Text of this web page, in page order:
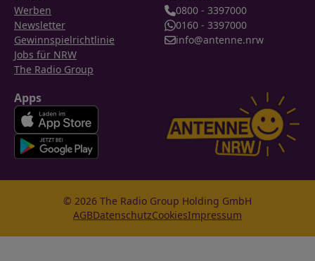
Werben
Newsletter
Gewinnspielrichtlinie
Jobs für NRW
The Radio Group
0800 - 3397000
0160 - 3397000
info@antenne.nrw
Apps
© 2026 The Radio Group Holding GmbH
AGBDatenschutzCookiesImpressum